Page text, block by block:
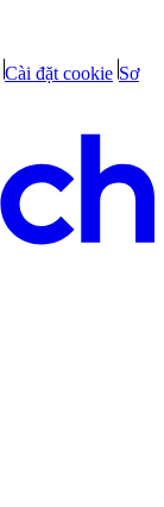
Cài đặt cookie Sơ